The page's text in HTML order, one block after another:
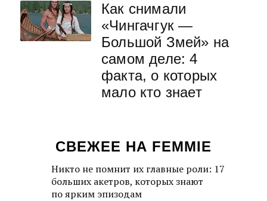
Как снимали
«Чингачгук —
Большой Змей» на
самом деле: 4
факта, о которых
мало кто знает
СВЕЖЕЕ НА FEMMIE
Никто не помнит их главные роли: 17
больших акетров, которых знают
по ярким эпизодам